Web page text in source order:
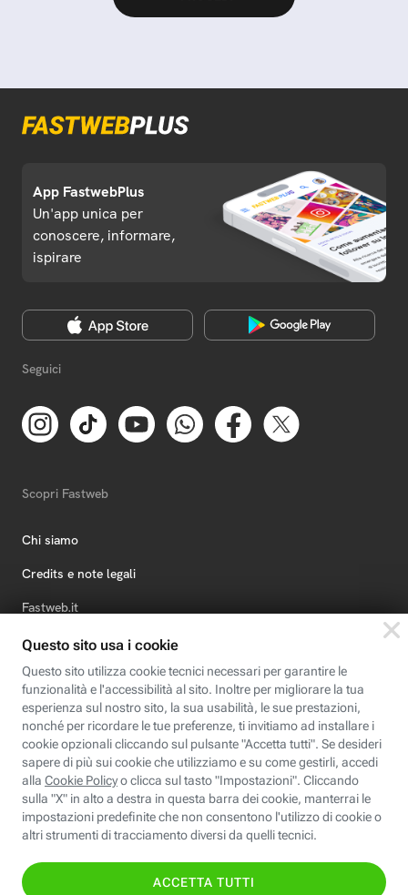
App FastwebPlus
Un'app unica per
conoscere, informare,
ispirare
Seguici
Scopri Fastweb
Chi siamo
Credits e note legali
Fastweb.it
Formazione
Fastweb Digital Academy
STEP FuturAbility District
Insieme, siamo futuro